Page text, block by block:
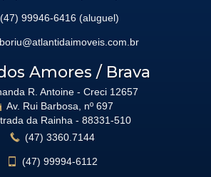
(47) 99946-6416 (aluguel)
Amores / Brava
R. Antoine - Creci 12657
Av. Rui Barbosa, nº 697
da Rainha - 88331-510
(47) 3360.7144
(47) 99994-6112